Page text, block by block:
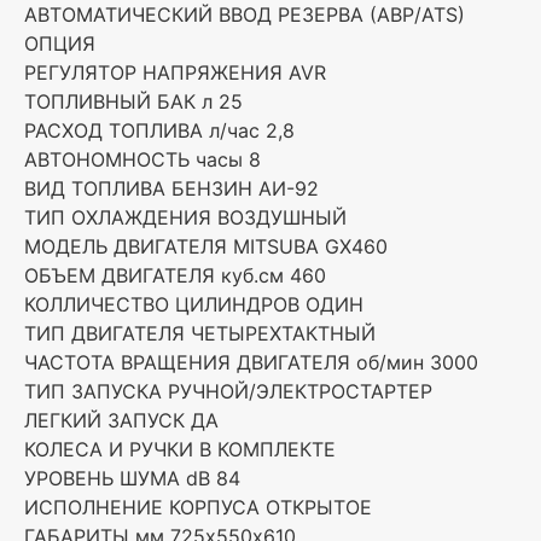
АВТОМАТИЧЕСКИЙ ВВОД РЕЗЕРВА (АВР/ATS)
ОПЦИЯ
РЕГУЛЯТОР НАПРЯЖЕНИЯ AVR
ТОПЛИВНЫЙ БАК л 25
РАСХОД ТОПЛИВА л/час 2,8
АВТОНОМНОСТЬ часы 8
ВИД ТОПЛИВА БЕНЗИН АИ-92
ТИП ОХЛАЖДЕНИЯ ВОЗДУШНЫЙ
МОДЕЛЬ ДВИГАТЕЛЯ MITSUBA GX460
ОБЪЕМ ДВИГАТЕЛЯ куб.см 460
КОЛЛИЧЕСТВО ЦИЛИНДРОВ ОДИН
ТИП ДВИГАТЕЛЯ ЧЕТЫРЕХТАКТНЫЙ
ЧАСТОТА ВРАЩЕНИЯ ДВИГАТЕЛЯ об/мин 3000
ТИП ЗАПУСКА РУЧНОЙ/ЭЛЕКТРОСТАРТЕР
ЛЕГКИЙ ЗАПУСК ДА
КОЛЕСА И РУЧКИ В КОМПЛЕКТЕ
УРОВЕНЬ ШУМА dB 84
ИСПОЛНЕНИЕ КОРПУСА ОТКРЫТОЕ